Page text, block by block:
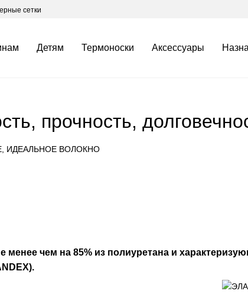
сетки
Детям Термоноски Аксессуары
прочность,
менее чем на 85% из полиуретана и